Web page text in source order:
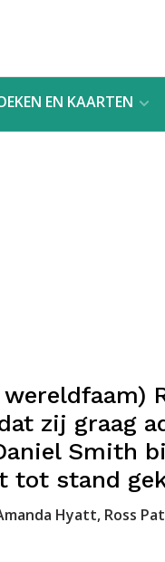
EN KAARTEN
zij graag
Smith
tot stand
Hyatt, Ross